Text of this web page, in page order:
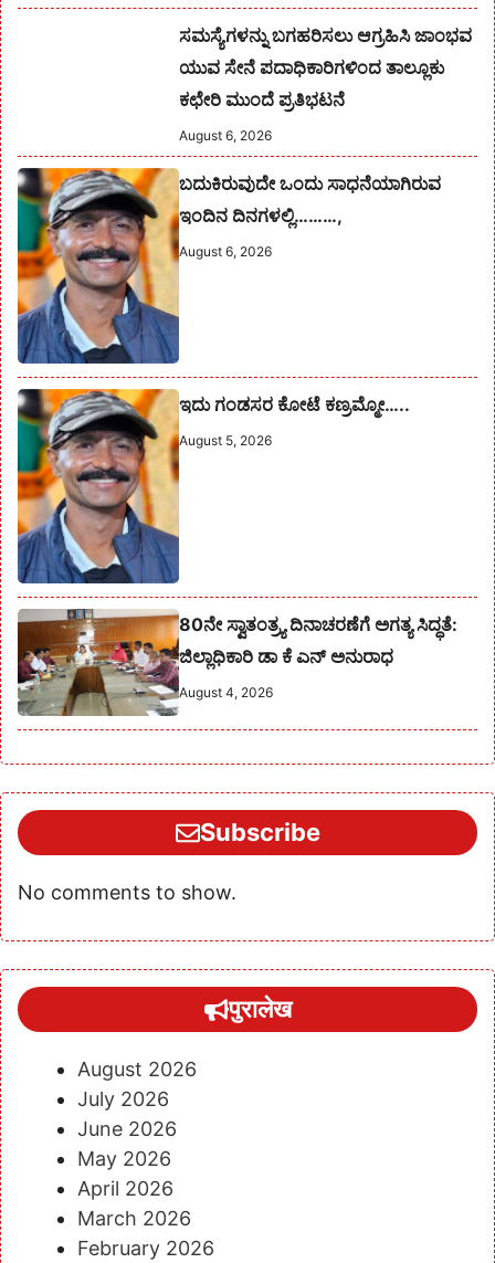
ಸಮಸ್ಯೆಗಳನ್ನು ಬಗಹರಿಸಲು ಆಗ್ರಹಿಸಿ ಜಾಂಭವ
ಯುವ ಸೇನೆ ಪದಾಧಿಕಾರಿಗಳಿಂದ ತಾಲ್ಲೂಕು
ಕಛೇರಿ ಮುಂದೆ ಪ್ರತಿಭಟನೆ
August 6, 2026
ಬದುಕಿರುವುದೇ ಒಂದು ಸಾಧನೆಯಾಗಿರುವ
ಇಂದಿನ ದಿನಗಳಲ್ಲಿ………,
August 6, 2026
ಇದು ಗಂಡಸರ ಕೋಟೆ ಕಣ್ರಮ್ಮೋ…..
August 5, 2026
80ನೇ ಸ್ವಾತಂತ್ರ್ಯ ದಿನಾಚರಣೆಗೆ ಅಗತ್ಯ ಸಿದ್ಧತೆ:
ಜಿಲ್ಲಾಧಿಕಾರಿ ಡಾ ಕೆ ಎನ್ ಅನುರಾಧ
August 4, 2026
Subscribe
No comments to show.
पुरालेख
August 2026
July 2026
June 2026
May 2026
April 2026
March 2026
February 2026